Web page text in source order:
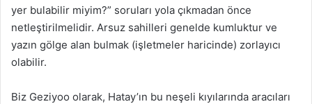
yer bulabilir miyim?” soruları yola çıkmadan önce
netleştirilmelidir. Arsuz sahilleri genelde kumluktur ve
yazın gölge alan bulmak (işletmeler haricinde) zorlayıcı
olabilir.
Biz Geziyoo olarak, Hatay’ın bu neşeli kıyılarında aracıları